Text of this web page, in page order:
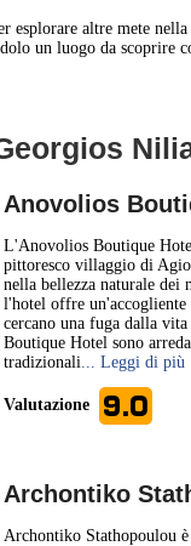
altre mete
un luogo da scoprire
Anovolios
L'Anovolios Boutique
pittoresco villaggio di
nella bellezza naturale dei
l'hotel offre un'accogliente
cercano una fuga dalla
Boutique Hotel sono
tradizionali... Leggi di più
Valutazione 9.0
Archontiko
Archontiko Stathopoulou